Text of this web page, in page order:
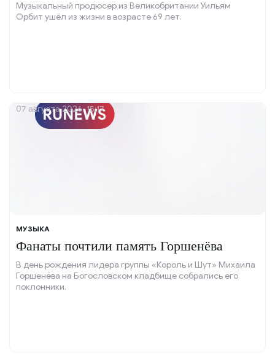
Музыкальный продюсер из Великобритании Уильям
Орбит ушёл из жизни в возрасте 69 лет.
МУЗЫКА
Фанаты почтили память Горшенёва
В день рождения лидера группы «Король и Шут» Михаила
Горшенёва на Богословском кладбище собрались его
поклонники.
07 августа 2026, 15:17